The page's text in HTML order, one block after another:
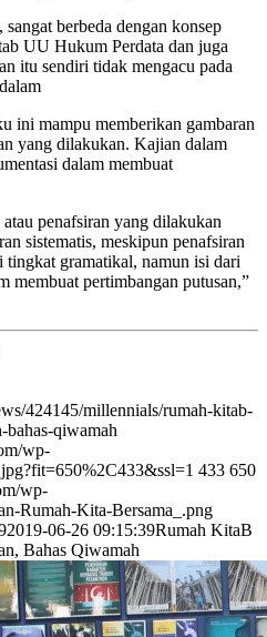
berbeda dengan konsep
UU Hukum Perdata dan juga
itu sendiri tidak mengacu pada
ini mampu memberikan gambaran
yang dilakukan. Kajian dalam
dalam membuat
penafsiran yang dilakukan
sistematis, meskipun penafsiran
gramatikal, namun isi dari
membuat pertimbangan putusan,”
424145/millennials/rumah-kitab-
qiwamah
wp-
433 650
wp-
Rumah-Kita-Bersama_.png
2019-06-26 09:15:39Rumah KitaB
Bahas Qiwamah